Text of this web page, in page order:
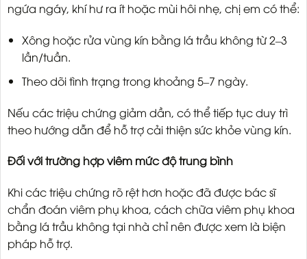
ngứa ngáy, khí hư ra ít hoặc mùi hôi nhẹ, chị em có thể:
Xông hoặc rửa vùng kín bằng lá trầu không từ 2–3
lần/tuần.
Theo dõi tình trạng trong khoảng 5–7 ngày.
Nếu các triệu chứng giảm dần, có thể tiếp tục duy trì
theo hướng dẫn để hỗ trợ cải thiện sức khỏe vùng kín.
Đối với trường hợp viêm mức độ trung bình
Khi các triệu chứng rõ rệt hơn hoặc đã được bác sĩ
chẩn đoán viêm phụ khoa, cách chữa viêm phụ khoa
bằng lá trầu không tại nhà chỉ nên được xem là biện
pháp hỗ trợ.